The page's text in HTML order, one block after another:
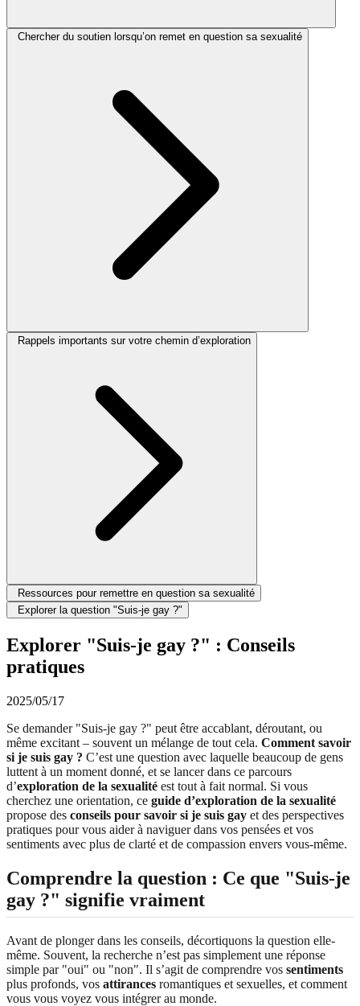
Chercher du soutien lorsqu’on remet en question sa sexualité
Rappels importants sur votre chemin d’exploration
Ressources pour remettre en question sa sexualité
Explorer la question "Suis-je gay ?"
Explorer "Suis-je gay ?" : Conseils
pratiques
2025/05/17
Se demander "Suis-je gay ?" peut être accablant, déroutant, ou
même excitant – souvent un mélange de tout cela. Comment savoir
si je suis gay ? C’est une question avec laquelle beaucoup de gens
luttent à un moment donné, et se lancer dans ce parcours
d’exploration de la sexualité est tout à fait normal. Si vous
cherchez une orientation, ce guide d’exploration de la sexualité
propose des conseils pour savoir si je suis gay et des perspectives
pratiques pour vous aider à naviguer dans vos pensées et vos
sentiments avec plus de clarté et de compassion envers vous-même.
Comprendre la question : Ce que "Suis-je
gay ?" signifie vraiment
Avant de plonger dans les conseils, décortiquons la question elle-
même. Souvent, la recherche n’est pas simplement une réponse
simple par "oui" ou "non". Il s’agit de comprendre vos sentiments
plus profonds, vos attirances romantiques et sexuelles, et comment
vous vous voyez vous intégrer au monde.